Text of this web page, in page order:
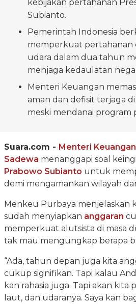
kebijakan pertahanan
Subianto.
Pemerintah Indonesia
memperkuat pertahanan
udara dalam dua tahun
menjaga kedaulatan
Menteri Keuangan
aman dan defisit terjaga
meski mendanai program
Suara.com - Menteri Keuangan
Sadewa menanggapi soal
Prabowo Subianto untuk
demi mengamankan wilayah
Menkeu Purbaya menjelaskan
sudah menyiapkan anggaran
memperkuat alutsista di masa
tak mau mengungkap berapa
“Ada, tahun depan juga kita
cukup signifikan. Tapi kalau
kan rahasia juga. Tapi akan
laut, dan udaranya. Saya kan